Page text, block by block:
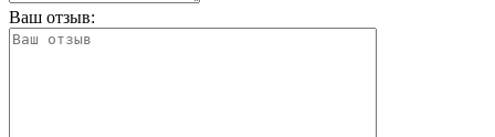
Ваш отзыв: